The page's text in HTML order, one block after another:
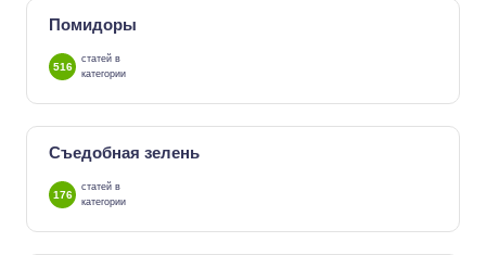
Помидоры
516
статей в
категории
Съедобная зелень
176
статей в
категории